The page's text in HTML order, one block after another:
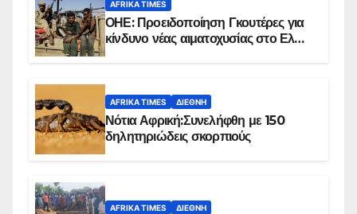
AFRIKA TIMES
ΟΗΕ: Προειδοποίηση Γκουτέρες για
κίνδυνο νέας αιματοχυσίας στο Ελ
AFRIKA TIMES ΔΙΕΘΝΉ
Νότια Αφρική:Συνελήφθη με 150
δηλητηριώδεις σκορπιούς
AFRIKA TIMES ΔΙΕΘΝΉ